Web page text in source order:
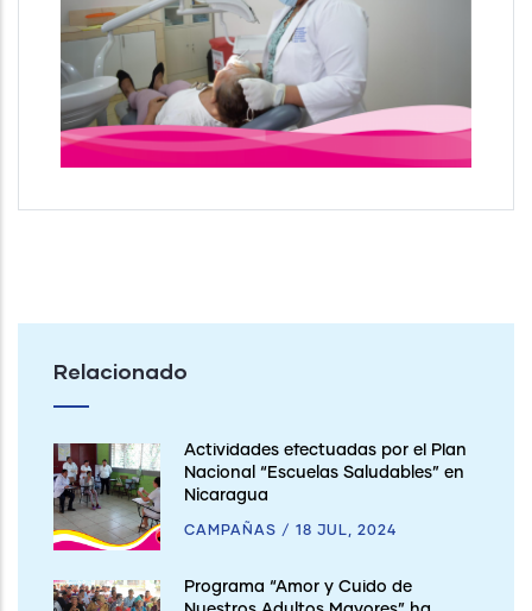
Relacionado
Actividades efectuadas por el Plan
Nacional “Escuelas Saludables” en
Nicaragua
CAMPAÑAS / 18 JUL, 2024
Programa “Amor y Cuido de